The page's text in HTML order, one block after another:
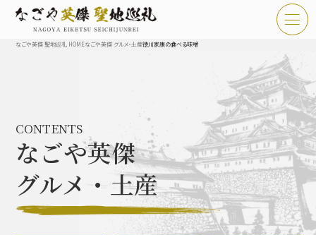
なごや英傑 聖地巡礼とは
なごや英傑 史跡 一覧
なごや英傑 グルメ・土産 一覧
なごや英傑 聖地巡礼 HOMEなごや英傑 グルメ・土産徳川家康の食べる味噌
CONTENTS
なごや英傑
グルメ・土産